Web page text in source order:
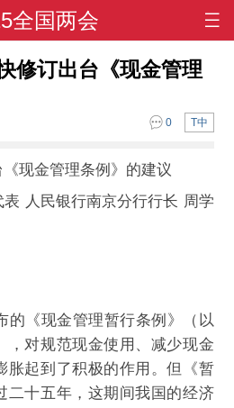
全国两会
修订出台《现金管理
T中
0
现金管理条例》的建议
人民银行南京分行行长 周学
《现金管理暂行条例》（以
，对规范现金使用、减少现金
胀起到了积极的作用。但《暂
二十五年，这期间我国的经济